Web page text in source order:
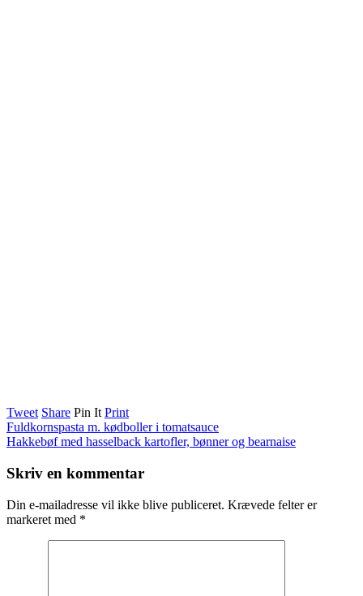
Tweet Share Pin It Print
Fuldkornspasta m. kødboller i tomatsauce
Hakkebøf med hasselback kartofler, bønner og bearnaise
Skriv en kommentar
Din e-mailadresse vil ikke blive publiceret. Krævede felter er
markeret med *